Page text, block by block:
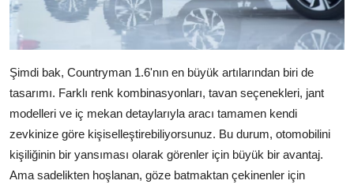
Şimdi bak, Countryman 1.6'nın en büyük artılarından biri de
tasarımı. Farklı renk kombinasyonları, tavan seçenekleri, jant
modelleri ve iç mekan detaylarıyla aracı tamamen kendi
zevkinize göre kişiselleştirebiliyorsunuz. Bu durum, otomobilini
kişiliğinin bir yansıması olarak görenler için büyük bir avantaj.
Ama sadelikten hoşlanan, göze batmaktan çekinenler için